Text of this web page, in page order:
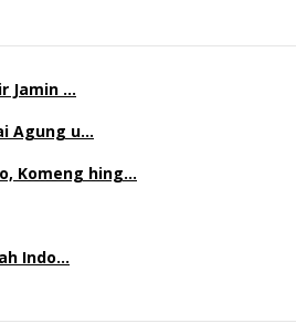
Jamin …
Agung u…
Komeng hing…
Indo…